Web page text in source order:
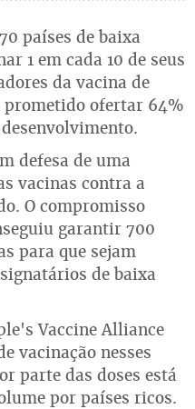
países de baixa
1 em cada 10 de seus
da vacina de
prometido ofertar 64%
defesa de uma
vacinas contra a
O compromisso
garantir 700
para que sejam
de baixa
Vaccine Alliance
vacinação nesses
parte das doses está
por países ricos.